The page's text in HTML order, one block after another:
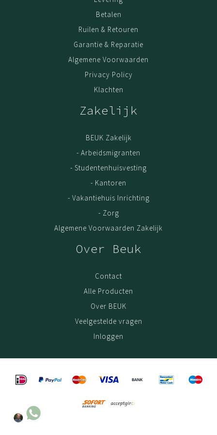
hoog kwalitatief halffabrikaten (polyamide en monofil),
kun je met een gerust hart deze matten intensief
gebruiken; de kwaliteit blijft. De garantie op deze matten
is 3 (drie) jaar. Geldig vanaf het moment van aankoop
factuur/aankoopnota vereist.
Ons gehele collectie bestaat o.a. uit
Betalen
Ruilen & Retouren
Garantie & Reparatie
Algemene Voorwaarden
Privacy Policy
Klachten
Zakelijk
BEUK Zakelijk
- Arbeidsmigranten
- Studentenhuisvesting
- Kantoren
- Vakantiehuis Inrichting
- Zorg
Algemene Voorwaarden Zakelijk
Over Beuk
Contact
Alle Producten
Over BEUK
Veelgestelde vragen
Inloggen